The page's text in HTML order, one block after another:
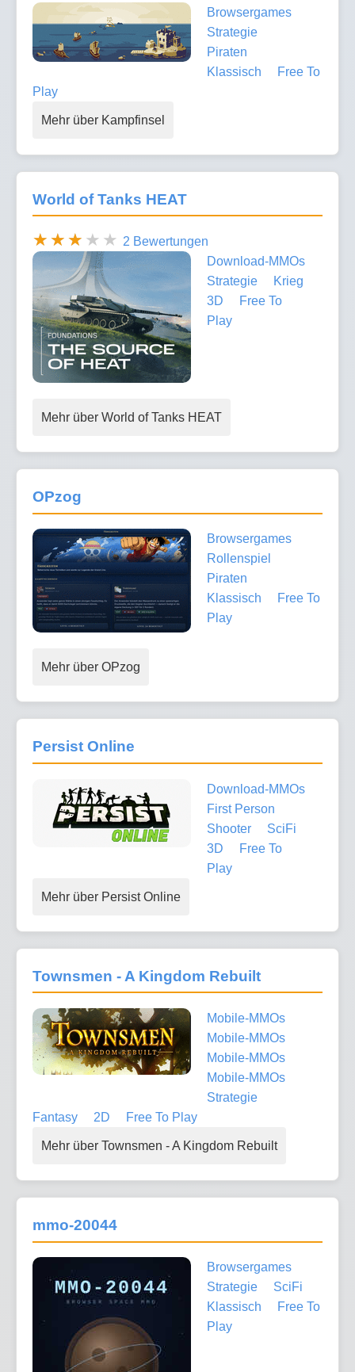
Browsergames
Strategie
Piraten
Klassisch
Free To
Play
Mehr über Kampfinsel
World of Tanks HEAT
2 Bewertungen
Download-MMOs
Strategie
Krieg
3D
Free To
Play
Mehr über World of Tanks HEAT
OPzog
Browsergames
Rollenspiel
Piraten
Klassisch
Free To
Play
Mehr über OPzog
Persist Online
Download-MMOs
First Person
Shooter
SciFi
3D
Free To
Play
Mehr über Persist Online
Townsmen - A Kingdom Rebuilt
Mobile-MMOs
Mobile-MMOs
Mobile-MMOs
Mobile-MMOs
Strategie
Fantasy
2D Free To Play
Mehr über Townsmen - A Kingdom Rebuilt
mmo-20044
Browsergames
Strategie
SciFi
Klassisch
Free To
Play